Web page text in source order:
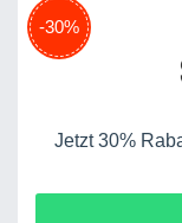
-30%
Jetzt 30%